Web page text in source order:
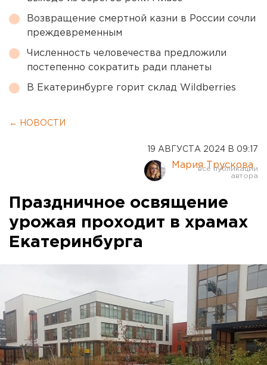
Возвращение смертной казни в России сочли
преждевременным
Численность человечества предложили
постепенно сократить ради планеты
В Екатеринбурге горит склад Wildberries
← НОВОСТИ
19 АВГУСТА 2024 В 09:17
Мария Трускова
Праздничное освящение
урожая проходит в храмах
Екатеринбурга